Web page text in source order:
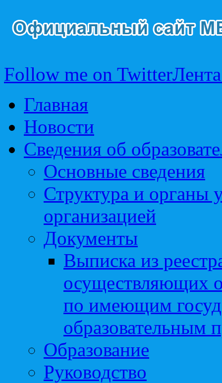
Follow me on Twitter
Главная
Новости
Сведения об
Основные сведения
Структура и органы
организацией
Документы
Выписка из
осуществляющих
по имеющим
образовательным
Образование
Руководство